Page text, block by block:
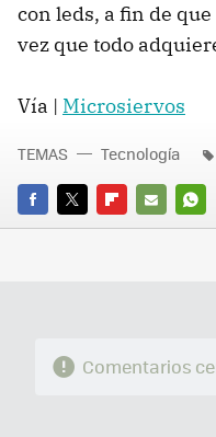
con leds, a fin de
vez que todo
Vía | Microsiervos
FACEBOOK
TWITTERFLIPBOARD
E-
TEMAS Tecnología
Comentarios